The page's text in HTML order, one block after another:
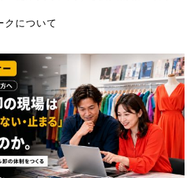
クについて